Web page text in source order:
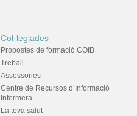
Col·legiades
Propostes de formació COIB
Treball
Assessories
Centre de Recursos d’Informació
Infermera
La teva salut